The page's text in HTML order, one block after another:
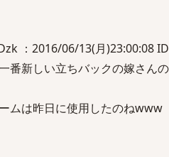
：2016/06/13(月)23:00:08
番新しい立ちバックの嫁さん
ムは昨日に使用したのねwww